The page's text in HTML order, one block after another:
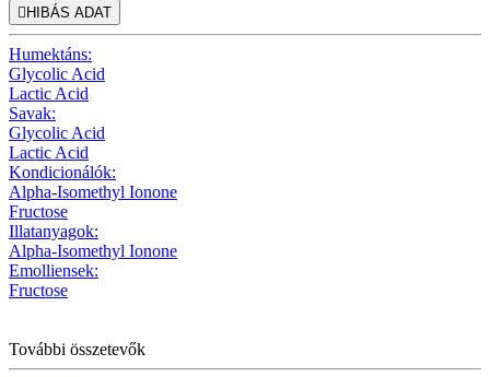
HIBÁS ADAT
Humektáns:
Glycolic Acid
Lactic Acid
Savak:
Glycolic Acid
Lactic Acid
Kondicionálók:
Alpha-Isomethyl Ionone
Fructose
Illatanyagok:
Alpha-Isomethyl Ionone
Emolliensek:
Fructose
További összetevők